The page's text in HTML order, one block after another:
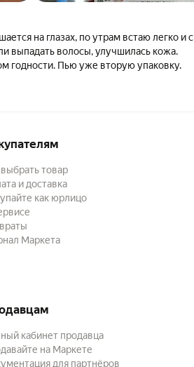
на глазах, по утрам встаю легко и с
выпадать волосы, улучшилась кожа.
годности. Пью уже вторую упаковку.
товар
и доставка
как юрлицо
Маркета
кабинет продавца
на Маркете
для партнёров